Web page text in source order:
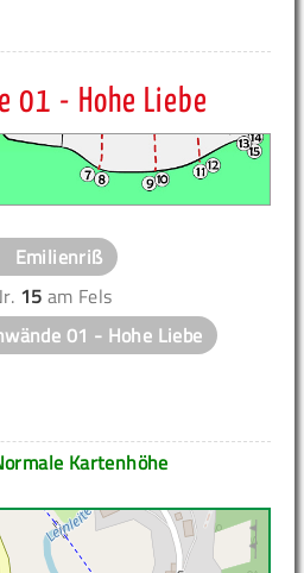
01 - Hohe Liebe
Emilienriß
15 am Fels
01 - Hohe Liebe
Kartenhöhe